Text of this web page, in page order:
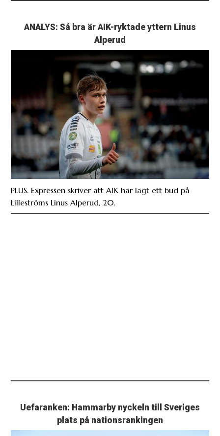
ANALYS: Så bra är AIK-ryktade yttern Linus
Alperud
PLUS. Expressen skriver att AIK har lagt ett bud på
Lilleströms Linus Alperud, 20.
Uefaranken: Hammarby nyckeln till Sveriges
plats på nationsrankingen